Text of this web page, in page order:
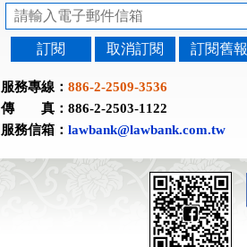
訂閱 取消訂閱 訂閱舊報
服務專線： 886-2-2509-3536
傳 真：886-2-2503-1122
服務信箱： lawbank@lawbank.com.tw